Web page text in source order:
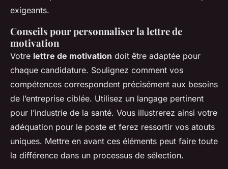
exigeants.
Conseils pour personnaliser la lettre de
motivation
Votre lettre de motivation doit être adaptée pour
chaque candidature. Soulignez comment vos
compétences correspondent précisément aux besoins
de l’entreprise ciblée. Utilisez un langage pertinent
pour l’industrie de la santé. Vous illustrerez ainsi votre
adéquation pour le poste et ferez ressortir vos atouts
uniques. Mettre en avant ces éléments peut faire toute
la différence dans un processus de sélection.